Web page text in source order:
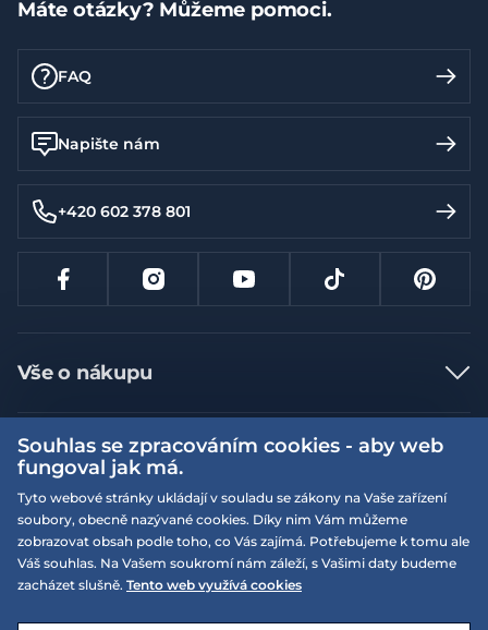
Máte otázky? Můžeme pomoci.
FAQ
Napište nám
+420 602 378 801
Vše o nákupu
Jak nakupovat
Nejčastější dotazy
Doprava a platba
Vrácení a výměna zboží
Reklamace
Velikostní tabulky
Více informací
Obchodní podmínky
Podmínky EQS věrnostního klubu
On-line katalogy
Naše prodejny
EQS Rudná
E-shop vytvořila a technicky zajišťujeSIMPLIA.cz
Souhlas se zpracováním cookies - aby web
fungoval jak má.
Tyto webové stránky ukládají v souladu se zákony na Vaše zařízení
soubory, obecně nazývané cookies. Díky nim Vám můžeme
zobrazovat obsah podle toho, co Vás zajímá. Potřebujeme k tomu ale
Váš souhlas. Na Vašem soukromí nám záleží, s Vašimi daty budeme
zacházet slušně. Tento web využívá cookies